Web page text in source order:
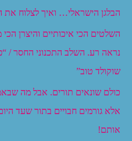
הבלגן הישראלי… ואיך לצלוח
השלטים הכי איכותיים והיצרן
נראה רע. השלב התכנוני החסר /
שוקולד טוב”
כולם שונאים תורים. אבל מה
אלא גורמים חבויים בתור שעד
אותם!